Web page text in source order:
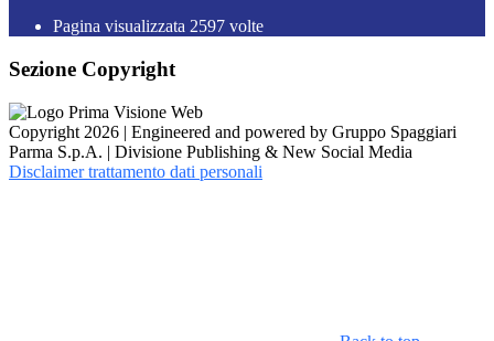
Pagina visualizzata 2597 volte
Sezione Copyright
Copyright 2026 | Engineered and powered by Gruppo Spaggiari
Parma S.p.A. | Divisione Publishing & New Social Media
Disclaimer trattamento dati personali